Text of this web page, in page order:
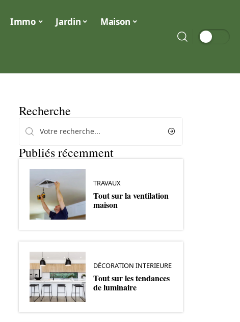
Immo Jardin Maison
Recherche
Publiés récemment
TRAVAUX
Tout sur la ventilation
maison
DÉCORATION INTERIEURE
Tout sur les tendances
de luminaire